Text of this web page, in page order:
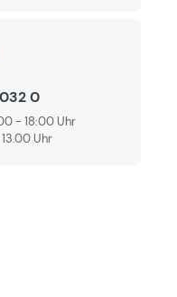
0
- 18:00 Uhr
Uhr